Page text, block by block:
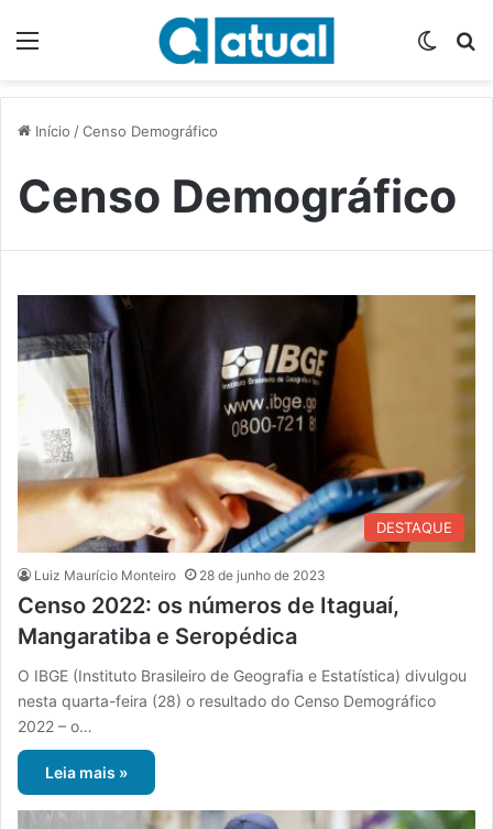
Início /Censo Demográfico
Censo Demográfico
DESTAQUE
Luiz Maurício Monteiro 28 de junho de 2023
Censo 2022: os números de Itaguaí,
Mangaratiba e Seropédica
O IBGE (Instituto Brasileiro de Geografia e Estatística) divulgou
nesta quarta-feira (28) o resultado do Censo Demográfico
2022 – o…
Leia mais »